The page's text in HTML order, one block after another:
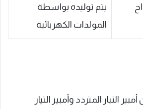
يتم توليده بواسطة
المولدات الكهربائية
التيار المتردد وأمبير التيار